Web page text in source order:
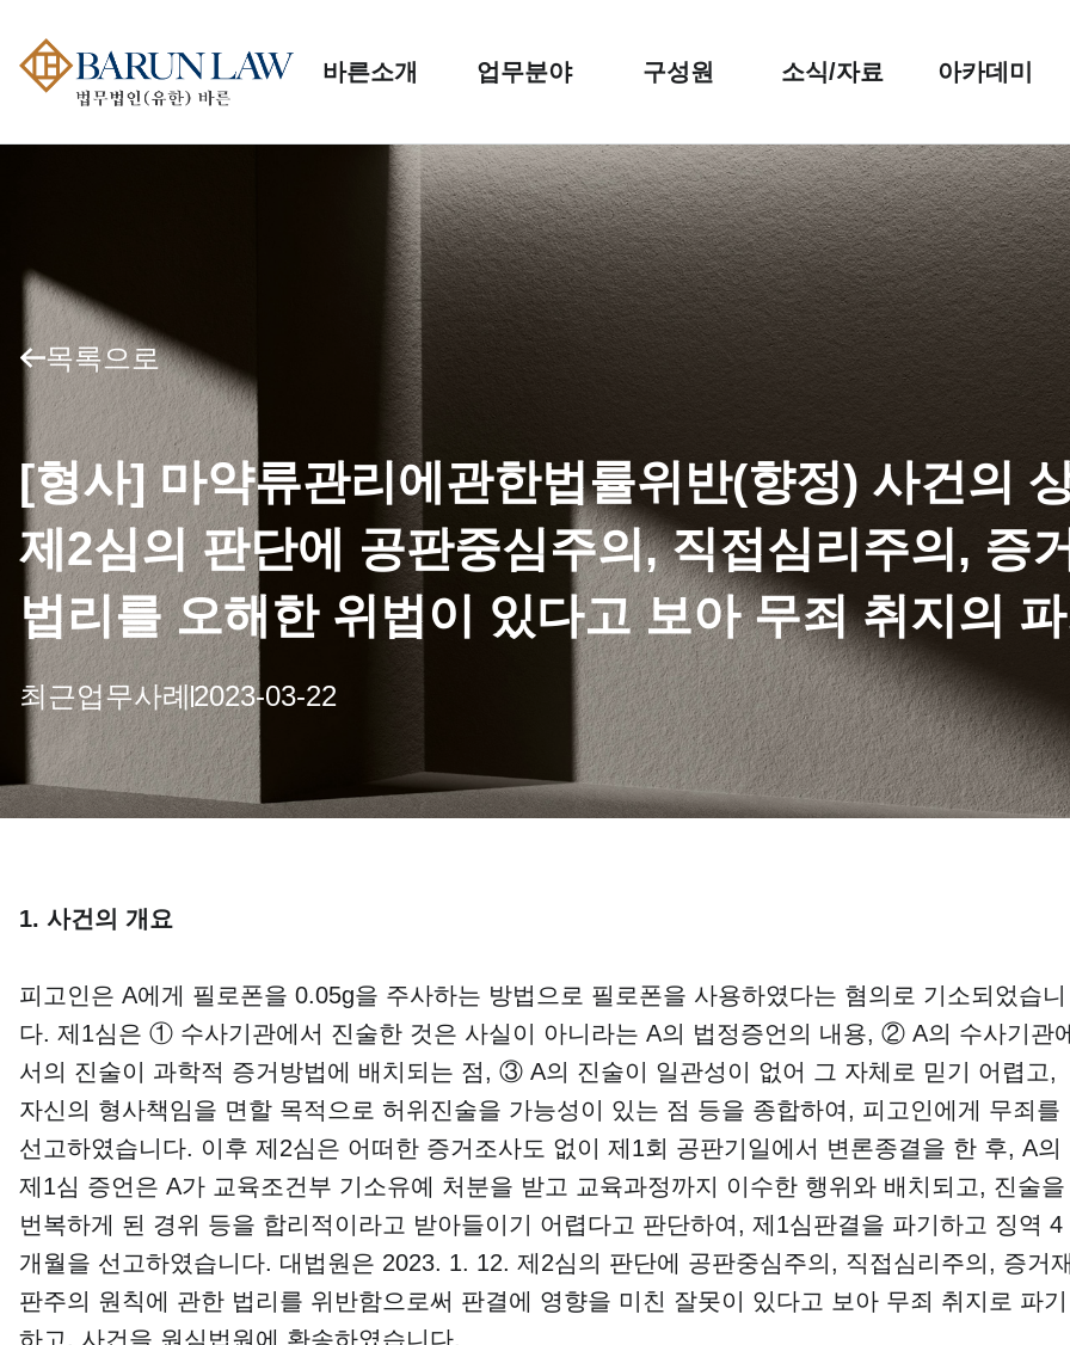
바른소개 업무분야 구성원 소식/자료 아카데미
목록으로
[형사] 마약류관리에관한법률위반(향정) 사건의
제2심의 판단에 공판중심주의, 직접심리주의, 증
법리를 오해한 위법이 있다고 보아 무죄 취지의
최근업무사례2023-03-22
1. 사건의 개요
​피고인은 A에게 필로폰을 0.05g을 주사하는 방법으로 필로폰을 사용하였다는 혐의로 기소되었습니
다. 제1심은 ① 수사기관에서 진술한 것은 사실이 아니라는 A의 법정증언의 내용, ② A의 수사기관에
서의 진술이 과학적 증거방법에 배치되는 점, ③ A의 진술이 일관성이 없어 그 자체로 믿기 어렵고,
자신의 형사책임을 면할 목적으로 허위진술을 가능성이 있는 점 등을 종합하여, 피고인에게 무죄를
선고하였습니다. 이후 제2심은 어떠한 증거조사도 없이 제1회 공판기일에서 변론종결을 한 후, A의
제1심 증언은 A가 교육조건부 기소유예 처분을 받고 교육과정까지 이수한 행위와 배치되고, 진술을
번복하게 된 경위 등을 합리적이라고 받아들이기 어렵다고 판단하여, 제1심판결을 파기하고 징역 4
개월을 선고하였습니다. 대법원은 2023. 1. 12. 제2심의 판단에 공판중심주의, 직접심리주의, 증거재
판주의 원칙에 관한 법리를 위반함으로써 판결에 영향을 미친 잘못이 있다고 보아 무죄 취지로 파기
하고, 사건을 원심법원에 환송하였습니다.